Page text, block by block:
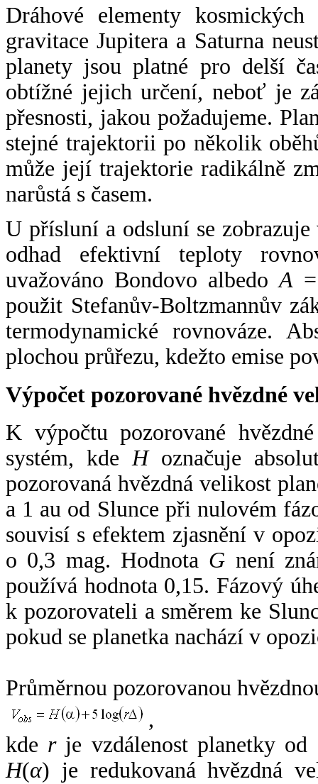
Dráhové elementy
gravitace Jupitera a Saturna
planety jsou platné pro delší
obtížné jejich určení, neboť je
přesnosti, jakou požadujeme.
stejné trajektorii po několik
může její trajektorie radikálně
narůstá s časem.
U přísluní a odsluní se
odhad efektivní teploty
uvažováno Bondovo albedoA
použit Stefanův-Boltzmannův
termodynamické rovnováze.
plochou průřezu, kdežto emise
Výpočet pozorované hvězdné
K výpočtu pozorované
systém, kde Hoznačuje
pozorovaná hvězdná velikost
a 1 au od Slunce při nulovém
souvisí s efektem zjasnění v
o 0,3 mag. Hodnota G není
používá hodnota 0,15. Fázový
k pozorovateli a směrem ke
pokud se planetka nachází v
Průměrnou pozorovanou
,
kde rje vzdálenost planetky od
H(α) je redukovaná hvězdná